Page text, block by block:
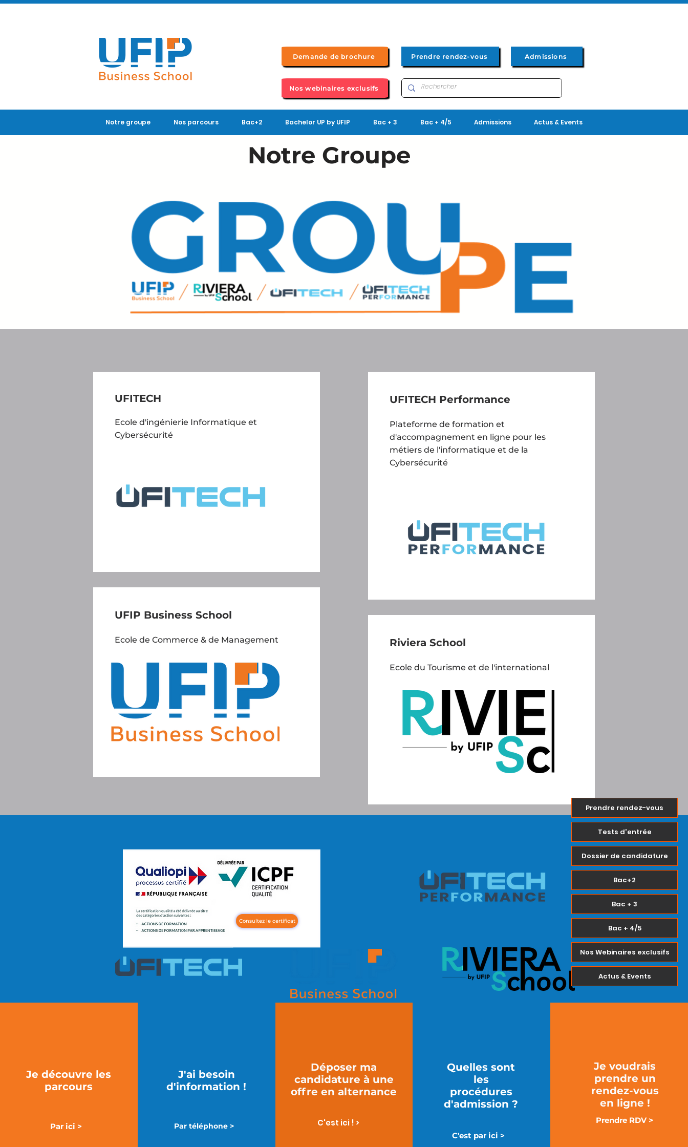
Demande de brochure Prendre rendez-vous Admissions
Nos webinaires exclusifs
Notre groupe Nos parcours Bac+2 Bachelor UP by UFIP Bac + 3 Bac + 4/5 Admissions Actus & Events
Prendre rendez-vous
Tests d'entrée
Dossier de candidature
Bac+2
Bac + 3
Bac + 4/5
Nos Webinaires exclusifs
Actus & Events
Notre Groupe
UFITECH
Ecole d'ingénierie Informatique et
Cybersécurité
UFIP Business School
Ecole de Commerce & de Management
UFITECH Performance
Plateforme de formation et
d'accompagnement en ligne pour les
métiers de l'informatique et de la
Cybersécurité
Riviera School
Ecole du Tourisme et de l'international
Consultez le certificat
Je découvre les
parcours
Par ici >
J'ai besoin
d'information !
Par téléphone >
Déposer ma
candidature à une
offre en alternance
C'est ici ! >
Quelles sont
les
procédures
d'admission ?
C'est par ici >
Je voudrais
prendre un
rendez-vous
en ligne !
Prendre RDV >